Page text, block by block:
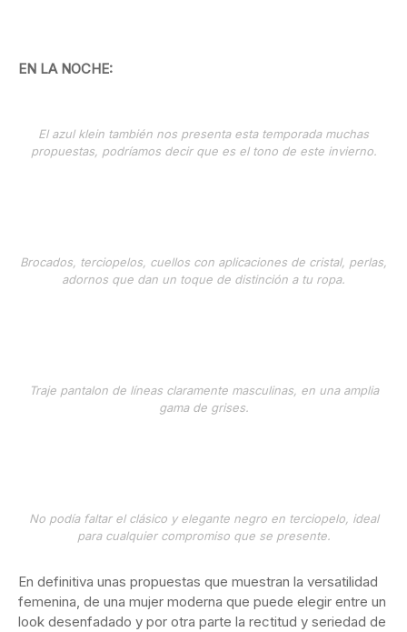
EN LA NOCHE:
El azul klein también nos presenta esta temporada muchas
propuestas, podríamos decir que es el tono de este invierno.
Brocados, terciopelos, cuellos con aplicaciones de cristal, perlas,
adornos que dan un toque de distinción a tu ropa.
Traje pantalon de líneas claramente masculinas, en una amplia
gama de grises.
No podía faltar el clásico y elegante negro en terciopelo, ideal
para cualquier compromiso que se presente.
En definitiva unas propuestas que muestran la versatilidad
femenina, de una mujer moderna que puede elegir entre un
look desenfadado y por otra parte la rectitud y seriedad de